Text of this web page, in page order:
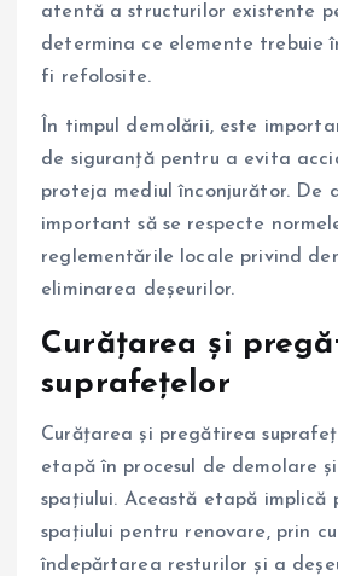
atentă a structurilor existente
determina ce elemente trebuie
fi refolosite.
În timpul demolării, este
de siguranță pentru a evita
proteja mediul înconjurător. De
important să se respecte
reglementările locale privind
eliminarea deșeurilor.
Curățarea și
suprafețelor
Curățarea și pregătirea
etapă în procesul de demolare
spațiului. Această etapă implică
spațiului pentru renovare, prin
îndepărtarea resturilor și a